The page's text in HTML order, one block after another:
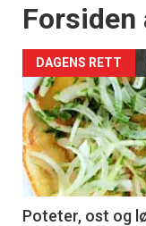
Forsiden
DAGENS RETT
Poteter, ost og